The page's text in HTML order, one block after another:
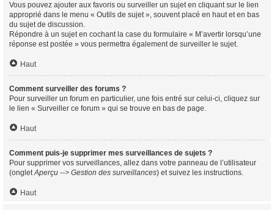
Vous pouvez ajouter aux favoris ou surveiller un sujet en cliquant sur le lien
approprié dans le menu « Outils de sujet », souvent placé en haut et en bas
du sujet de discussion.
Répondre à un sujet en cochant la case du formulaire « M’avertir lorsqu’une
réponse est postée » vous permettra également de surveiller le sujet.
Haut
Comment surveiller des forums ?
Pour surveiller un forum en particulier, une fois entré sur celui-ci, cliquez sur
le lien « Surveiller ce forum » qui se trouve en bas de page.
Haut
Comment puis-je supprimer mes surveillances de sujets ?
Pour supprimer vos surveillances, allez dans votre panneau de l’utilisateur
(ongletAperçu --> Gestion des surveillances) et suivez les instructions.
Haut